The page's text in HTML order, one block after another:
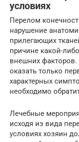
условиях
Перелом
нарушение
прилегающих
причине какой-
внешних
оказать только
характерных
необходимо
Лечебные
исходя из вида
условиях хозяин